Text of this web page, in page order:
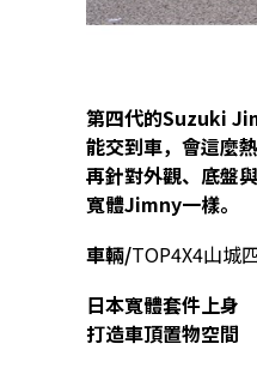
第四代的Suzuki
能交到車，會這麼
再針對外觀、底盤
寬體Jimny一樣。
車輛/TOP4X4山城
日本寬體套件上身
打造車頂置物空間